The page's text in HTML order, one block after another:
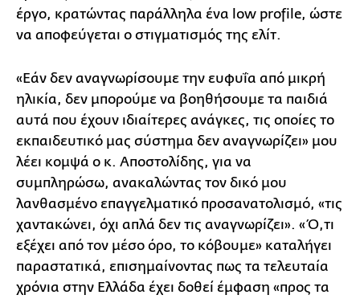
έργο, κρατώντας παράλληλα ένα low profile, ώστε
να αποφεύγεται ο στιγματισμός της ελίτ.
«Εάν δεν αναγνωρίσουμε την ευφυΐα από μικρή
ηλικία, δεν μπορούμε να βοηθήσουμε τα παιδιά
αυτά που έχουν ιδιαίτερες ανάγκες, τις οποίες το
εκπαιδευτικό μας σύστημα δεν αναγνωρίζει» μου
λέει κομψά ο κ. Αποστολίδης, για να
συμπληρώσω, ανακαλώντας τον δικό μου
λανθασμένο επαγγελματικό προσανατολισμό, «τις
χαντακώνει, όχι απλά δεν τις αναγνωρίζει». «Ό,τι
εξέχει από τον μέσο όρο, το κόβουμε» καταλήγει
παραστατικά, επισημαίνοντας πως τα τελευταία
χρόνια στην Ελλάδα έχει δοθεί έμφαση «προς τα